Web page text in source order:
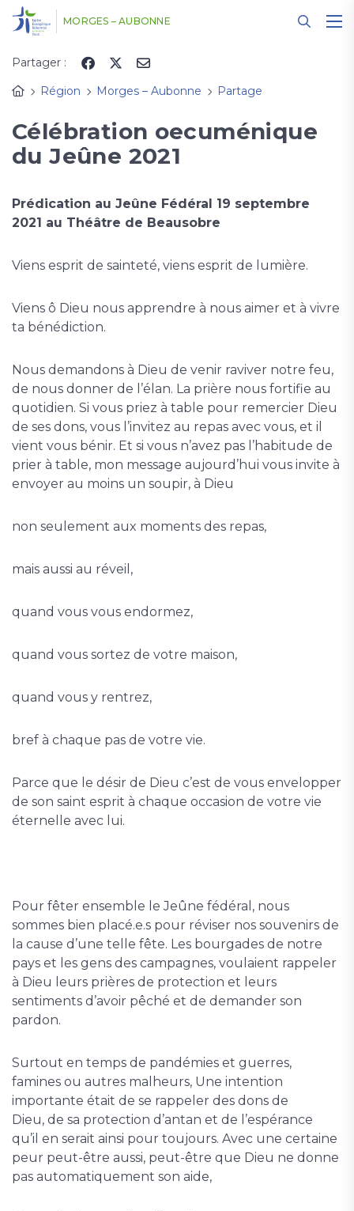
MORGES – AUBONNE
Partager :
Région
Morges – Aubonne Partage
Célébration oecuménique
du Jeûne 2021
Prédication au Jeûne Fédéral 19 septembre
2021 au Théâtre de Beausobre
Viens esprit de sainteté, viens esprit de lumière.
Viens ô Dieu nous apprendre à nous aimer et à vivre
ta bénédiction.
Nous demandons à Dieu de venir raviver notre feu,
de nous donner de l’élan. La prière nous fortifie au
quotidien. Si vous priez à table pour remercier Dieu
de ses dons, vous l’invitez au repas avec vous, et il
vient vous bénir. Et si vous n’avez pas l’habitude de
prier à table, mon message aujourd’hui vous invite à
envoyer au moins un soupir, à Dieu
non seulement aux moments des repas,
mais aussi au réveil,
quand vous vous endormez,
quand vous sortez de votre maison,
quand vous y rentrez,
bref à chaque pas de votre vie.
Parce que le désir de Dieu c’est de vous envelopper
de son saint esprit à chaque occasion de votre vie
éternelle avec lui.
Pour fêter ensemble le Jeûne fédéral, nous
sommes bien placé.e.s pour réviser nos souvenirs de
la cause d’une telle fête. Les bourgades de notre
pays et les gens des campagnes, voulaient rappeler
à Dieu leurs prières de protection et leurs
sentiments d’avoir pêché et de demander son
pardon.
Surtout en temps de pandémies et guerres,
famines ou autres malheurs, Une intention
importante était de se rappeler des dons de
Dieu, de sa protection d’antan et de l’espérance
qu’il en serait ainsi pour toujours. Avec une certaine
peur peut-être aussi, peut-être que Dieu ne donne
pas automatiquement son aide,
Panneau de gestion des cookies